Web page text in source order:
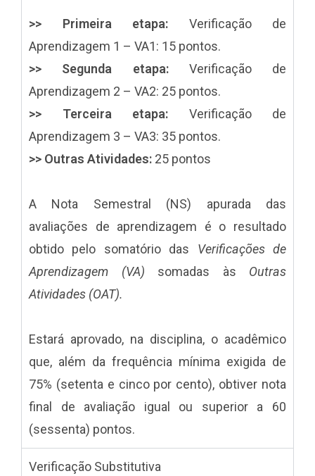
>> Primeira etapa: Verificação de
Aprendizagem 1 – VA1: 15 pontos.
>> Segunda etapa:Verificação de
Aprendizagem 2 – VA2: 25 pontos.
>> Terceira etapa: Verificação de
Aprendizagem 3 – VA3: 35 pontos.
>> Outras Atividades: 25 pontos
A Nota Semestral (NS) apurada das
avaliações de aprendizagem é o resultado
obtido pelo somatório das Verificações de
Aprendizagem (VA) somadas às Outras
Atividades (OAT).
Estará aprovado, na disciplina, o acadêmico
que, além da frequência mínima exigida de
75% (setenta e cinco por cento), obtiver nota
final de avaliação igual ou superior a 60
(sessenta) pontos.
Verificação Substitutiva